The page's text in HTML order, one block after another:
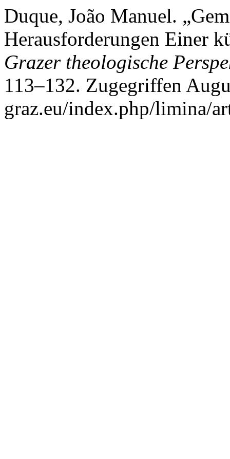
Duque, João Manuel.
Herausforderungen Einer
Grazer theologische
113–132. Zugegriffen
graz.eu/index.php/limina/